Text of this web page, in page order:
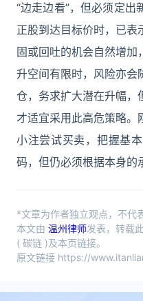
“边走边看”，但必须定出
正股到达目标价时，已表
固或回吐的机会自然增
升空间有限时，风险亦会
仓，务求扩大潜在升幅，
才适宜采用此高危策略。
小注尝试买卖，把握基
码，但仍必须根据本身的
*文章为作者独立观点，不代
本文由 温州律师发表，转载
( 碳链 )及本页链接。
原文链接 https://